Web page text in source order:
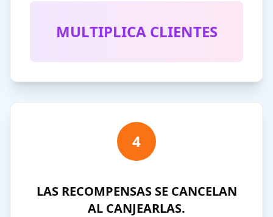
MULTIPLICA CLIENTES
4
LAS RECOMPENSAS SE CANCELAN
AL CANJEARLAS.